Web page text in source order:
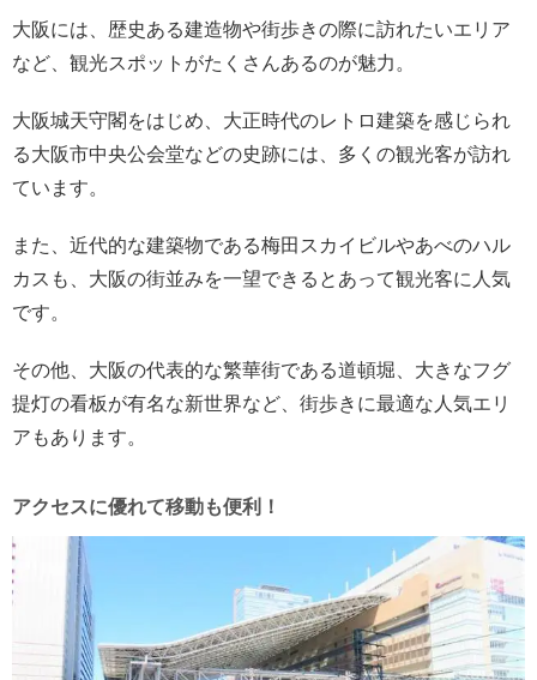
大阪には、歴史ある建造物や街歩きの際に訪れたいエリア
など、観光スポットがたくさんあるのが魅力。
大阪城天守閣をはじめ、大正時代のレトロ建築を感じられ
る大阪市中央公会堂などの史跡には、多くの観光客が訪れ
ています。
また、近代的な建築物である梅田スカイビルやあべのハル
カスも、大阪の街並みを一望できるとあって観光客に人気
です。
その他、大阪の代表的な繁華街である道頓堀、大きなフグ
提灯の看板が有名な新世界など、街歩きに最適な人気エリ
アもあります。
アクセスに優れて移動も便利！